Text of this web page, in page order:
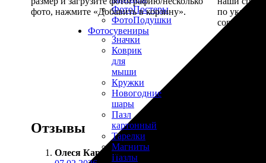
ФотоПостеры
ФотоПодушки
Фотоcувениры
Значки
Коврик
для
мыши
Кружки
Новогодние
шары
Пазл
картонный
Тарелки
Магниты
Пазлы
фото, нажмите «Добавить в корзину».
по
Отзывы
Олеся Карпова :